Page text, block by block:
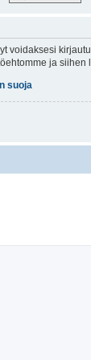
voidaksesi
ja
suoja